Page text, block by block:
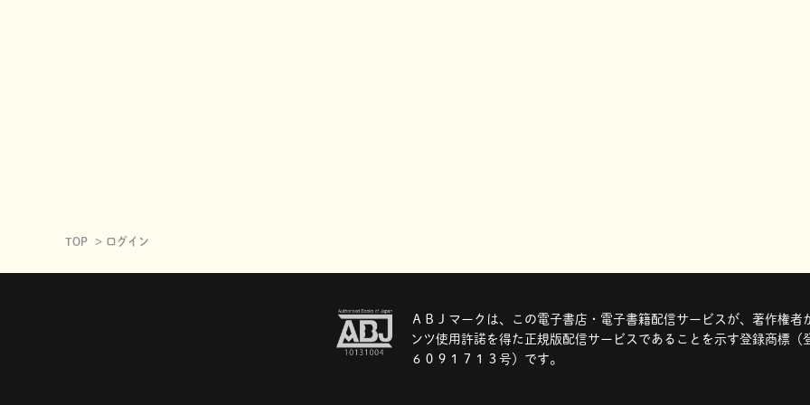
TOP ログイン
ＡＢＪマークは、この電子書店・電子書籍配信サービスが、著作権者
ンツ使用許諾を得た正規版配信サービスであることを示す登録商標（
６０９１７１３号）です。